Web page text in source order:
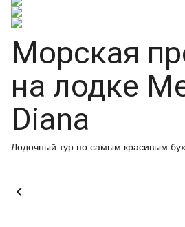
Морская
на лодке
Diana
Лодочный тур по самым красивым
